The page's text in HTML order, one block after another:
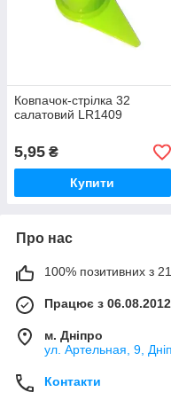
Ковпачок-стрілка 32
салатовий LR1409
5,95 ₴
Купити
Про нас
100% позитивних з 21
Працює з 06.08.2012
м. Дніпро
ул. Артельная, 9,
Контакти